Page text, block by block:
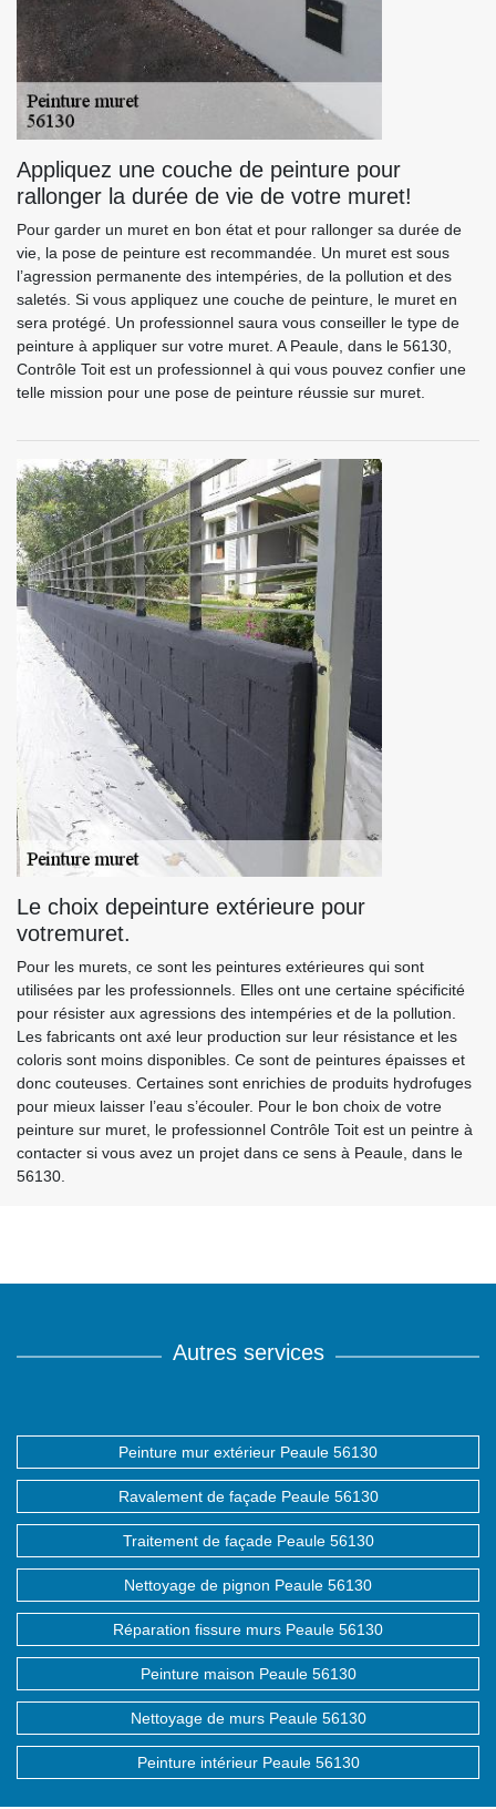
Appliquez une couche de peinture pour
rallonger la durée de vie de votre muret!
Pour garder un muret en bon état et pour rallonger sa durée de
vie, la pose de peinture est recommandée. Un muret est sous
l’agression permanente des intempéries, de la pollution et des
saletés. Si vous appliquez une couche de peinture, le muret en
sera protégé. Un professionnel saura vous conseiller le type de
peinture à appliquer sur votre muret. A Peaule, dans le 56130,
Contrôle Toit est un professionnel à qui vous pouvez confier une
telle mission pour une pose de peinture réussie sur muret.
Le choix depeinture extérieure pour
votremuret.
Pour les murets, ce sont les peintures extérieures qui sont
utilisées par les professionnels. Elles ont une certaine spécificité
pour résister aux agressions des intempéries et de la pollution.
Les fabricants ont axé leur production sur leur résistance et les
coloris sont moins disponibles. Ce sont de peintures épaisses et
donc couteuses. Certaines sont enrichies de produits hydrofuges
pour mieux laisser l’eau s’écouler. Pour le bon choix de votre
peinture sur muret, le professionnel Contrôle Toit est un peintre à
contacter si vous avez un projet dans ce sens à Peaule, dans le
56130.
Autres services
Peinture mur extérieur Peaule 56130
Ravalement de façade Peaule 56130
Traitement de façade Peaule 56130
Nettoyage de pignon Peaule 56130
Réparation fissure murs Peaule 56130
Peinture maison Peaule 56130
Nettoyage de murs Peaule 56130
Peinture intérieur Peaule 56130